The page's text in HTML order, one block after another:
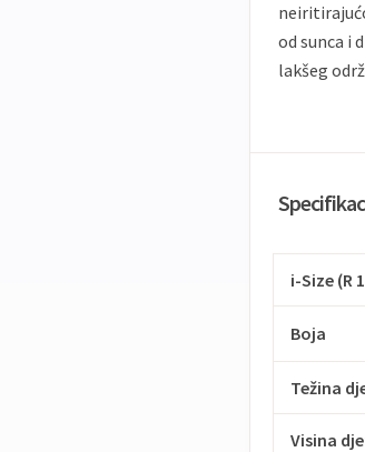
od sunca i
lakšeg
i-Size (R
Boja
Težina
Visina